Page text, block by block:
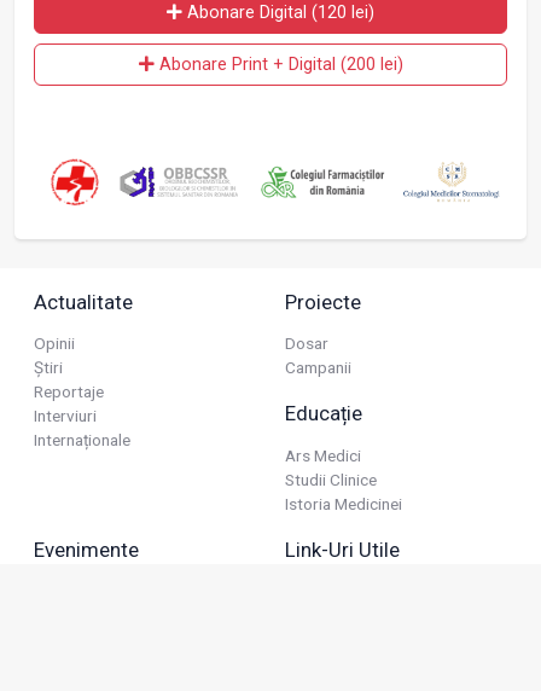
Abonare Digital (120 lei)
Abonare Print + Digital (200 lei)
Actualitate
Opinii
Știri
Reportaje
Interviuri
Internaționale
Proiecte
Dosar
Campanii
Educație
Ars Medici
Studii Clinice
Istoria Medicinei
Evenimente Link-Uri Utile